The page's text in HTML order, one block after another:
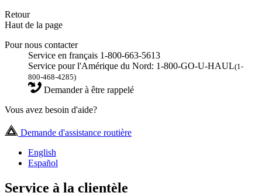
Retour
Haut de la page
Pour nous contacter
Service en français 1-800-663-5613
Service pour l'Amérique du Nord: 1-800-GO-U-HAUL(1-
800-468-4285)
Demander à être rappelé
Vous avez besoin d'aide?
Demande d'assistance routière
English
Español
Service à la clientèle